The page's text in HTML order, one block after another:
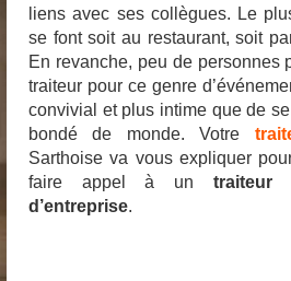
liens avec ses collègues. Le
se font soit au restaurant, soit
En revanche, peu de personnes
traiteur pour ce genre
convivial et plus intime que de
bondé de monde. Votre
Sarthoise va vous expliquer
faire appel à un traiteur
d’entreprise.